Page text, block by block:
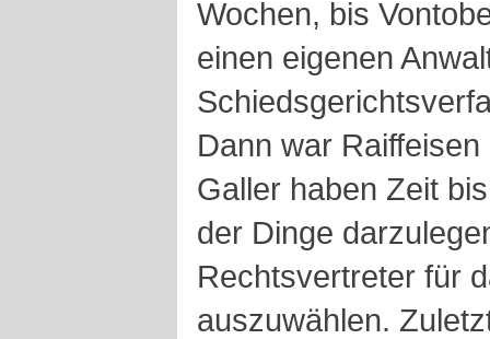
Wochen, bis
einen eigenen
Dann war
Galler haben Zeit
der Dinge
Rechtsvertreter für
auszuwählen.